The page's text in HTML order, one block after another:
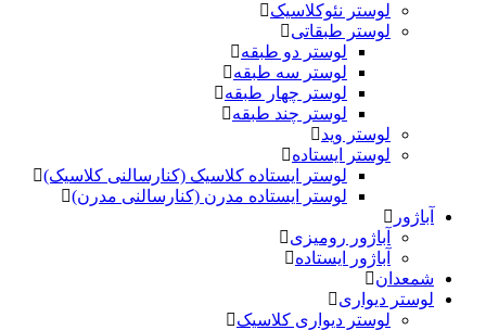
لوستر نئوکلاسیک
لوستر طبقاتی
لوستر دو طبقه
لوستر سه طبقه
لوستر چهار طبقه
لوستر چند طبقه
لوستر وید
لوستر ایستاده
لوستر ایستاده کلاسیک (کنارسالنی کلاسیک)
لوستر ایستاده مدرن (کنارسالنی مدرن)
آباژور
آباژور رومیزی
آباژور ایستاده
شمعدان
لوستر دیواری
لوستر دیواری کلاسیک